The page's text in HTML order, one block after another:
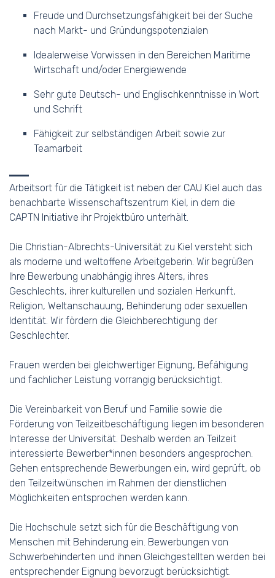
Freude und Durchsetzungsfähigkeit bei der Suche
nach Markt- und Gründungspotenzialen
Idealerweise Vorwissen in den Bereichen Maritime
Wirtschaft und/oder Energiewende
Sehr gute Deutsch- und Englischkenntnisse in Wort
und Schrift
Fähigkeit zur selbständigen Arbeit sowie zur
Teamarbeit
Arbeitsort für die Tätigkeit ist neben der CAU Kiel auch das
benachbarte Wissenschaftszentrum Kiel, in dem die
CAPTN Initiative ihr Projektbüro unterhält.
Die Christian-Albrechts-Universität zu Kiel versteht sich
als moderne und weltoffene Arbeitgeberin. Wir begrüßen
Ihre Bewerbung unabhängig ihres Alters, ihres
Geschlechts, ihrer kulturellen und sozialen Herkunft,
Religion, Weltanschauung, Behinderung oder sexuellen
Identität. Wir fördern die Gleichberechtigung der
Geschlechter.
Frauen werden bei gleichwertiger Eignung, Befähigung
und fachlicher Leistung vorrangig berücksichtigt.
Die Vereinbarkeit von Beruf und Familie sowie die
Förderung von Teilzeitbeschäftigung liegen im besonderen
Interesse der Universität. Deshalb werden an Teilzeit
interessierte Bewerber*innen besonders angesprochen.
Gehen entsprechende Bewerbungen ein, wird geprüft, ob
den Teilzeitwünschen im Rahmen der dienstlichen
Möglichkeiten entsprochen werden kann.
Die Hochschule setzt sich für die Beschäftigung von
Menschen mit Behinderung ein. Bewerbungen von
Schwerbehinderten und ihnen Gleichgestellten werden bei
entsprechender Eignung bevorzugt berücksichtigt.